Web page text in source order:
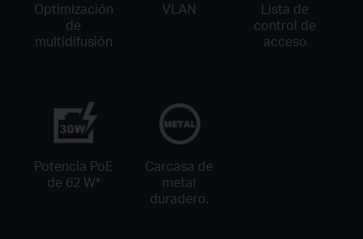
Optimización
de
multidifusión
VLAN
Lista de
control de
acceso
Potencia PoE
de 62 W*
Carcasa de
metal
duradero.